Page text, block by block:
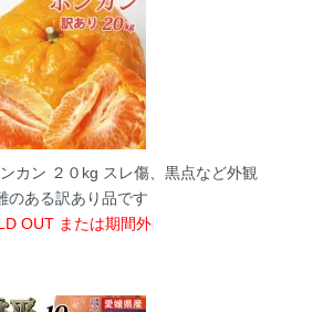
カン ２０kg スレ傷、黒点など外観
のある訳あり品です
OUT または期間外